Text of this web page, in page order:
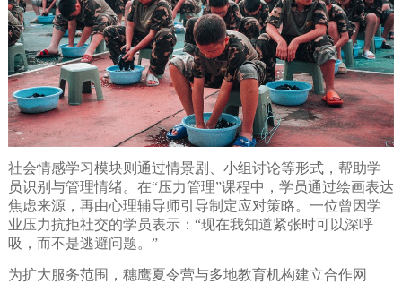
社会情感学习模块则通过情景剧、小组讨论等形式，帮助学
员识别与管理情绪。在“压力管理”课程中，学员通过绘画表达
焦虑来源，再由心理辅导师引导制定应对策略。一位曾因学
业压力抗拒社交的学员表示：“现在我知道紧张时可以深呼
吸，而不是逃避问题。”
为扩大服务范围，穗鹰夏令营与多地教育机构建立合作网